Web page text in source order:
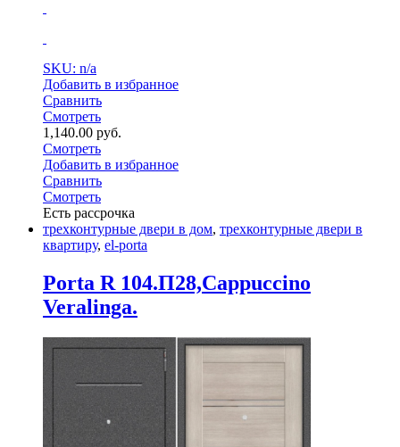
SKU: n/a
Добавить в избранное
Сравнить
Смотреть
1,140.00 руб.
Смотреть
Добавить в избранное
Сравнить
Смотреть
Есть рассрочка
трехконтурные двери в дом, трехконтурные двери в
квартиру, el-porta
Porta R 104.П28,Cappuccino
Veralinga.